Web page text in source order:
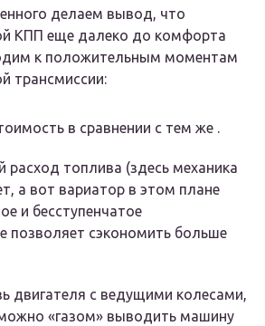
делаем вывод, что
КПП еще далеко до комфорта
к положительным моментам
трансмиссии:
в сравнении с тем же .
топлива (здесь механика
а вот вариатор в этом плане
и бесступенчатое
позволяет сэкономить больше
двигателя с ведущими колесами,
можно «газом» выводить машину